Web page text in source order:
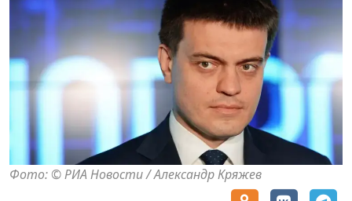
Фото: © РИА Новости / Александр Кряжев